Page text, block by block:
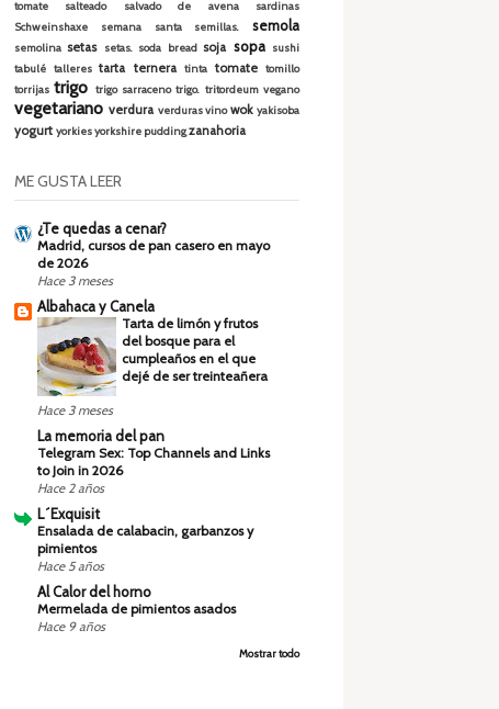
tomate
salteado salvado de avena
sardinas
Schweinshaxe
semana santa semillas. semola
semolina setas setas. soda bread soja sopa sushi
tabulé talleres tarta ternera tinta tomate tomillo
torrijas trigo trigo sarraceno trigo. tritordeum vegano
vegetariano verdura verduras vino wok yakisoba
yogurt yorkiesyorkshire puddingzanahoria
ME GUSTA LEER
¿Te quedas a cenar?
Madrid, cursos de pan casero en mayo
de 2026
Hace 3 meses
Albahaca y Canela
Tarta de limón y frutos
del bosque para el
cumpleaños en el que
dejé de ser treinteañera
Hace 3 meses
La memoria del pan
Telegram Sex: Top Channels and Links
to Join in 2026
Hace 2 años
L´Exquisit
Ensalada de calabacin, garbanzos y
pimientos
Hace 5 años
Al Calor del horno
Mermelada de pimientos asados
Hace 9 años
Mostrar todo